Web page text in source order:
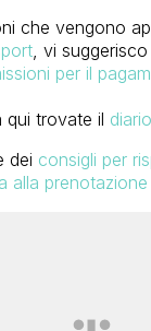
che vengono
, vi
per il
qui trovate il
dei consigli per
alla prenotazione